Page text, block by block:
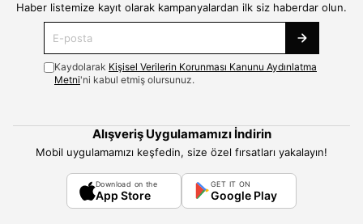
Haber listemize kayıt olarak kampanyalardan ilk siz haberdar olun.
Kaydolarak Kişisel Verilerin Korunması Kanunu Aydınlatma
Metni'ni kabul etmiş olursunuz.
Alışveriş Uygulamamızı İndirin
Mobil uygulamamızı keşfedin, size özel fırsatları yakalayın!
Download on the
App Store
GET IT ON
Google Play